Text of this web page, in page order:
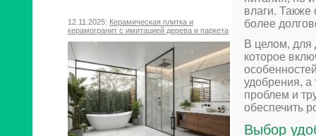
12.11.2025: Керамическая плитка и
керамогранит с имитацией дерева и паркета
влаги.
более
В целом, для
которое
удобрения,
проблем и
обеспечить
Выбор